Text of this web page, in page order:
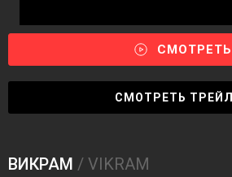
СМОТРЕТЬ
СМОТРЕТЬ
ВИКРАМ / VIKRAM